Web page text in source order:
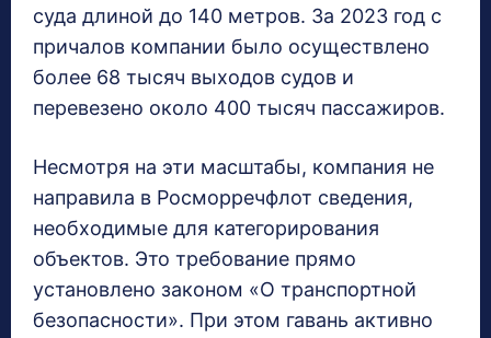
суда длиной до 140 метров. За 2023 год с
причалов компании было осуществлено
более 68 тысяч выходов судов и
перевезено около 400 тысяч пассажиров.
Несмотря на эти масштабы, компания не
направила в Росморречфлот сведения,
необходимые для категорирования
объектов. Это требование прямо
установлено законом «О транспортной
безопасности». При этом гавань активно